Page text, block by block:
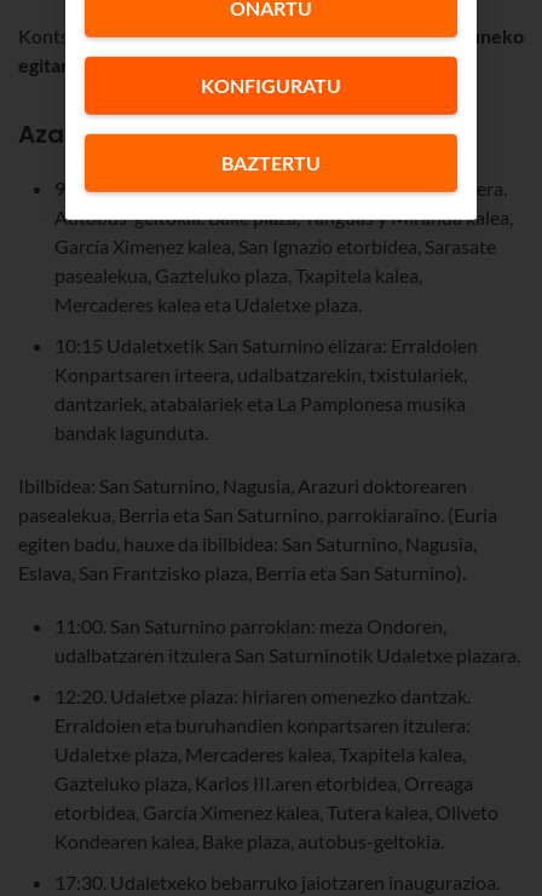
Kontsultatu hemen2024ko Iruñeko San Saturnino eguneko
egitaraua,Iruñeko Udalakargitaratua:
Azaroak 29, ostirala
9:30. Erraldoien eta buruhandien konpartsaren irteera.
Autobus-geltokia. Bake plaza, Yanguas y Miranda kalea,
García Ximenez kalea, San Ignazio etorbidea, Sarasate
pasealekua, Gazteluko plaza, Txapitela kalea,
Mercaderes kalea eta Udaletxe plaza.
10:15 Udaletxetik San Saturnino elizara: Erraldoien
Konpartsaren irteera, udalbatzarekin, txistulariek,
dantzariek, atabalariek eta La Pamplonesa musika
bandak lagunduta.
Ibilbidea: San Saturnino, Nagusia, Arazuri doktorearen
pasealekua, Berria eta San Saturnino, parrokiaraino. (Euria
egiten badu, hauxe da ibilbidea: San Saturnino, Nagusia,
Eslava, San Frantzisko plaza, Berria eta San Saturnino).
11:00. San Saturnino parrokian: meza Ondoren,
udalbatzaren itzulera San Saturninotik Udaletxe plazara.
12:20. Udaletxe plaza: hiriaren omenezko dantzak.
Erraldoien eta buruhandien konpartsaren itzulera:
Udaletxe plaza, Mercaderes kalea, Txapitela kalea,
Gazteluko plaza, Karlos III.aren etorbidea, Orreaga
etorbidea, García Ximenez kalea, Tutera kalea, Oliveto
Kondearen kalea, Bake plaza, autobus-geltokia.
17:30. Udaletxeko bebarruko jaiotzaren inaugurazioa.
KONFIGURATU
BAZTERTU
ONARTU